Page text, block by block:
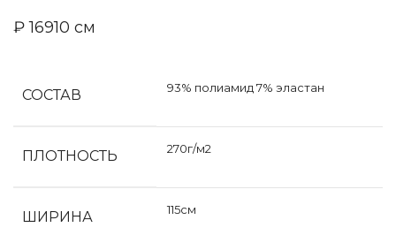
₽16910 см
СОСТАВ 93% полиамид 7% эластан
ПЛОТНОСТЬ 270г/м2
ШИРИНА 115см